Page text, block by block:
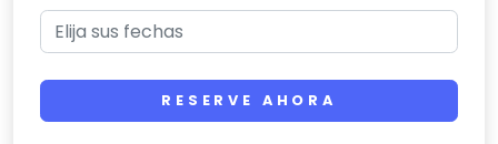
RESERVE AHORA